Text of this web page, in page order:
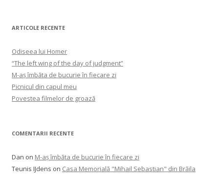
ARTICOLE RECENTE
Odiseea lui Homer
“The left wing of the day of judgment”
M-aș îmbăta de bucurie în fiecare zi
Picnicul din capul meu
Povestea filmelor de groază
COMENTARII RECENTE
Dan on M-aș îmbăta de bucurie în fiecare zi
Teunis IJdens on Casa Memorială "Mihail Sebastian" din Brăila